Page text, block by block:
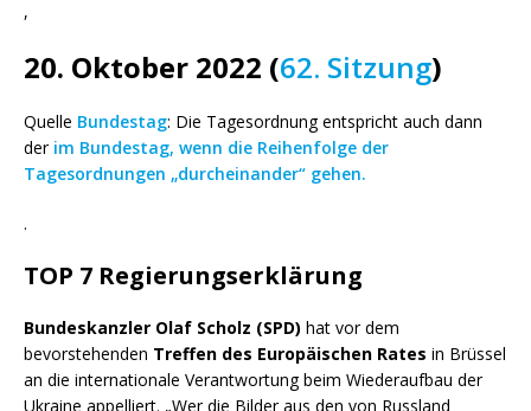
,
20. Oktober 2022 (62. Sitzung)
Quelle Bundestag: Die Tagesordnung entspricht auch dann
der im Bundestag, wenn die Reihenfolge der
Tagesordnungen „durcheinander“ gehen.
.
TOP 7 Regierungserklärung
Bundeskanzler Olaf Scholz (SPD) hat vor dem
bevorstehenden Treffen des Europäischen Rates in Brüssel
an die internationale Verantwortung beim Wiederaufbau der
Ukraine appelliert. „Wer die Bilder aus den von Russland